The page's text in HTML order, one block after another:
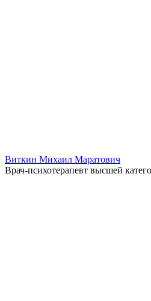
Виткин Михаил Маратович
Врач-психотерапевт высшей